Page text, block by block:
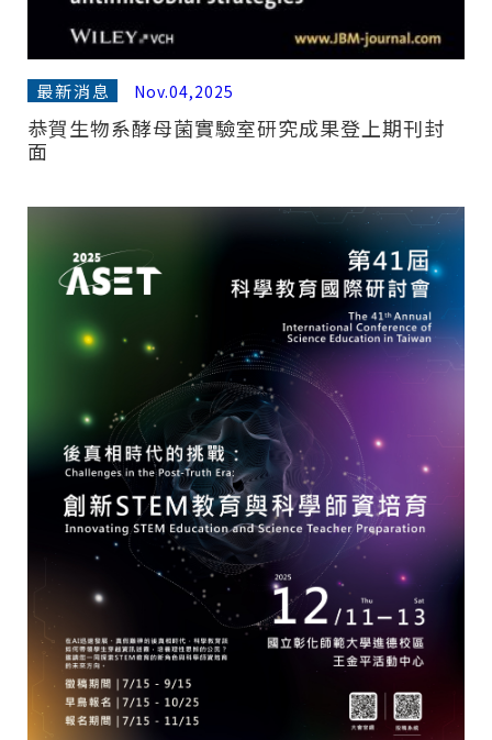
最新消息 Nov.04,2025
恭賀生物系酵母菌實驗室研究成果登上期刊封
面